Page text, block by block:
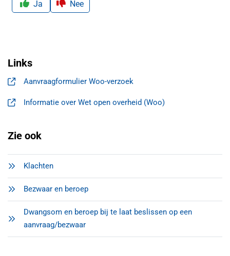
Ja Nee
Links
Aanvraagformulier Woo-verzoek
, opent in een nieuw tabblad
Informatie over Wet open overheid (Woo)
, opent in een nieuw tabblad
Zie ook
Klachten
Bezwaar en beroep
Dwangsom en beroep bij te laat beslissen op een
aanvraag/bezwaar